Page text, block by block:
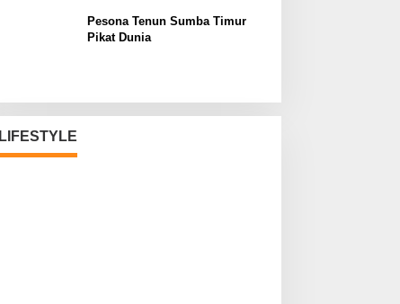
Pesona Tenun Sumba Timur
Pikat Dunia
LIFESTYLE